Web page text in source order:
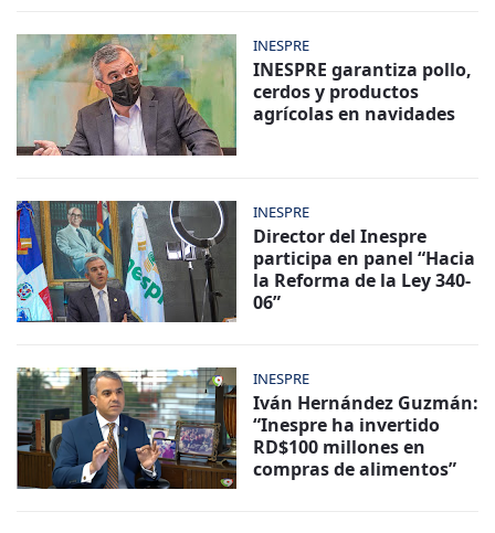
INESPRE
INESPRE garantiza pollo,
cerdos y productos
agrícolas en navidades
INESPRE
Director del Inespre
participa en panel “Hacia
la Reforma de la Ley 340-
06”
INESPRE
Iván Hernández Guzmán:
“Inespre ha invertido
RD$100 millones en
compras de alimentos”